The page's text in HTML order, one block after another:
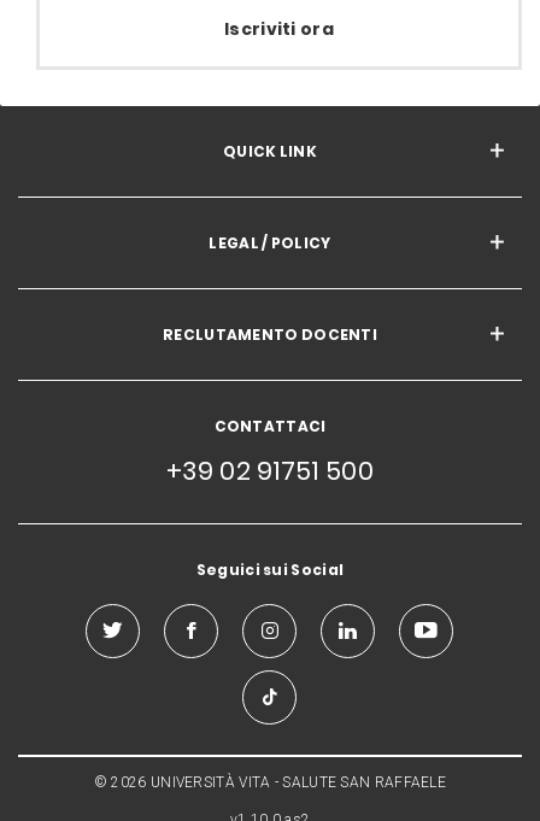
Iscriviti ora
QUICK LINK
LEGAL / POLICY
RECLUTAMENTO DOCENTI
CONTATTACI
+39 02 91751 500
Seguici sui Social
© 2026 UNIVERSITÀ VITA - SALUTE SAN RAFFAELE